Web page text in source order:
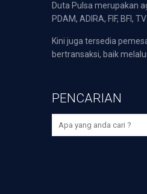
Duta Pulsa merupakan
PDAM, ADIRA, FIF, BFI,
Kini juga tersedia
bertransaksi, baik
PENCARIAN